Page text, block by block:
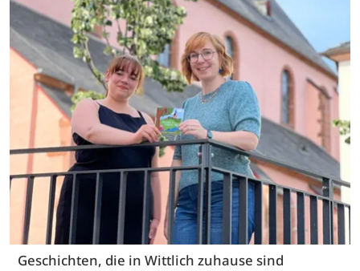
Geschichten, die in Wittlich zuhause sind